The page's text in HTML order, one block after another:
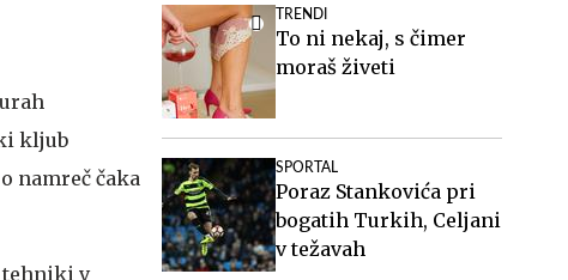
kljub
namreč čaka
tehniki v
TRENDI
To ni nekaj, s čimer
moraš živeti
SPORTAL
Poraz Stankovića pri
bogatih Turkih, Celjani
v težavah